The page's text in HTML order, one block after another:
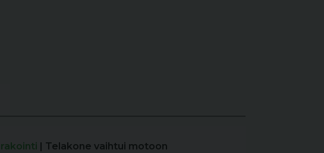
| Telakone vaihtui motoon